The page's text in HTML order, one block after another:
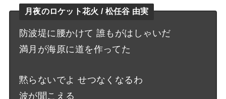
月夜のロケット花火 / 松任谷 由実
防波堤に腰かけて 誰もがはしゃいだ
満月が海原に道を作ってた
黙らないでよ せつなくなるわ
波が聞こえる